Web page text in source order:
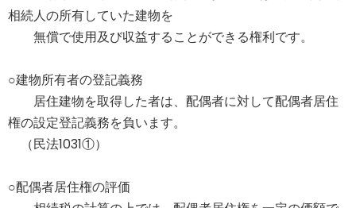
相続人の所有していた建物を
無償で使用及び収益することができる権利です。
○建物所有者の登記義務
居住建物を取得した者は、配偶者に対して配偶者居住
権の設定登記義務を負います。
（民法1031①）
○配偶者居住権の評価